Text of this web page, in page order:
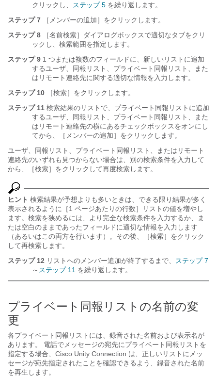
クリックし、
ステップ 5 を繰り返します。
ステップ 7
［メンバーの追加］をクリックします。
ステップ 8 ［名前検索］ダイアログボックスで適切なタブをクリ
ックし、検索範囲を指定します。
ステップ 9 1 つまたは複数のフィールドに、新しいリストに追加
するユーザ、同報リスト、プライベート同報リスト、また
はリモート連絡先に関する適切な情報を入力します。
ステップ 10 ［検索］をクリックします。
ステップ 11 検索結果のリストで、プライベート同報リストに追加
するユーザ、同報リスト、プライベート同報リスト、また
はリモート連絡先の横にあるチェックボックスをオンにし
てから、［メンバーの追加］をクリックします。
ユーザ、同報リスト、プライベート同報リスト、またはリモート
連絡先のいずれも見つからない場合は、別の検索条件を入力して
から、［検索］をクリックして再度検索します。
ヒント 検索結果が予想よりも多いときは、できる限り結果が多く
表示されるように［1 ページあたりの行数］リストの値を増やし
ます。検索を狭めるには、より完全な検索条件を入力するか、ま
たは空白のままであったフィールドに適切な情報を入力します
（あるいはこの両方を行います）。その後、［検索］をクリック
して再検索します。
ステップ 12 リストへのメンバー追加が終了するまで、
ステップ 7
～ ステップ 11 を繰り返します。
プライベート同報リストの名前の変
更
各プライベート同報リストには、録音された名前および表示名が
あります。 電話でメッセージの宛先にプライベート同報リストを
指定する場合、Cisco Unity Connection は、正しいリストにメッ
セージが宛先指定されたことを確認できるよう、録音された名前
を再生します。